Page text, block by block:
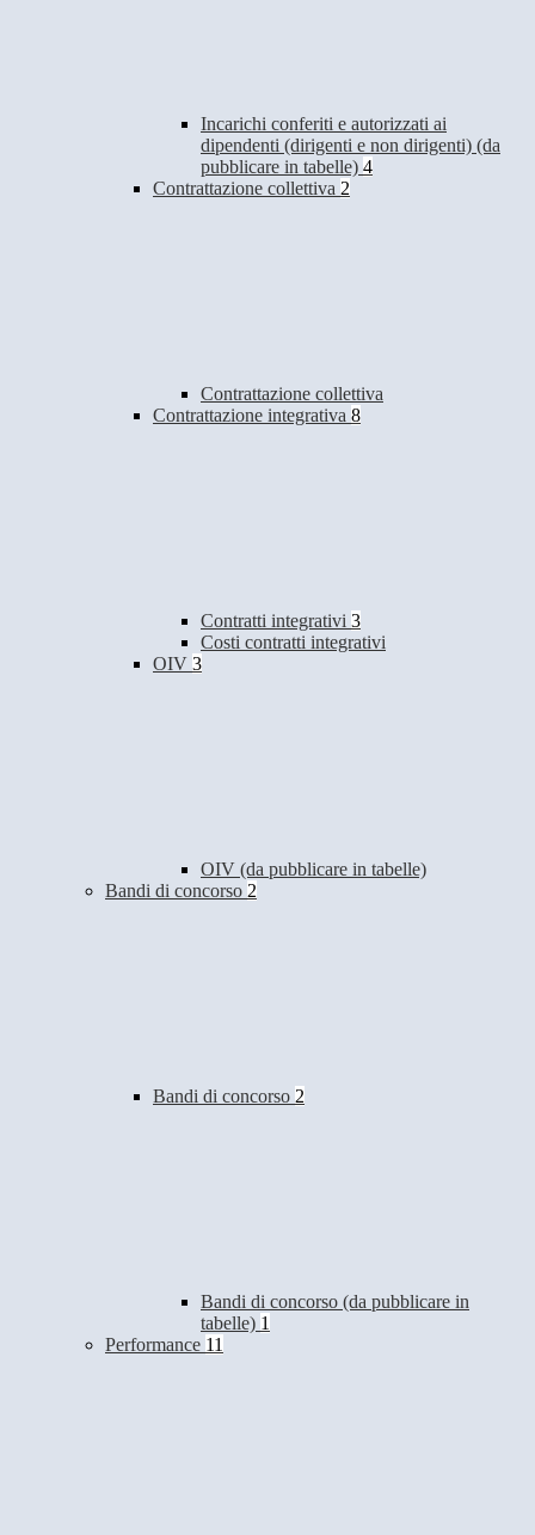
Incarichi conferiti e autorizzati ai
dipendenti (dirigenti e non dirigenti) (da
pubblicare in tabelle) 4
Contrattazione collettiva 2
Contrattazione collettiva
Contrattazione integrativa 8
Contratti integrativi 3
Costi contratti integrativi
OIV 3
OIV (da pubblicare in tabelle)
Bandi di concorso 2
Bandi di concorso 2
Bandi di concorso (da pubblicare in
tabelle) 1
Performance 11